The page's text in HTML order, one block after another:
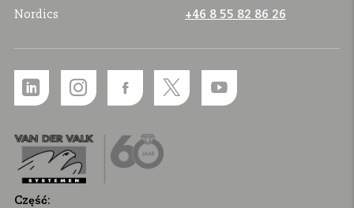
Nordics
+46 8 55 82 86 26
Część: